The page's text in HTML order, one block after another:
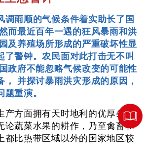
调雨顺的气候条件着实助长了国
而最近百年一遇的狂风暴雨和洪
及养殖场所形成的严重破坏性显
了警钟。农民面对此打击无不叫
政府不能忽略气候改变的可能性
， 并探讨暴雨洪灾形成的原因，
重演。
产方面拥有天时地利的优厚条
论蔬菜水果的耕作，乃至禽畜和
都比热带区域以外的国家地区较